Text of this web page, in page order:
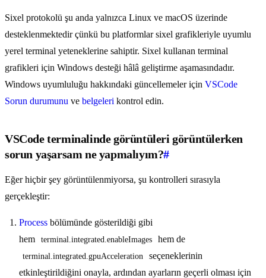
Sixel protokolü şu anda yalnızca Linux ve macOS üzerinde
desteklenmektedir çünkü bu platformlar sixel grafikleriyle uyumlu
yerel terminal yeteneklerine sahiptir. Sixel kullanan terminal
grafikleri için Windows desteği hâlâ geliştirme aşamasındadır.
Windows uyumluluğu hakkındaki güncellemeler için VSCode
Sorun durumunu ve belgeleri kontrol edin.
VSCode terminalinde görüntüleri görüntülerken
sorun yaşarsam ne yapmalıyım?#
Eğer hiçbir şey görüntülenmiyorsa, şu kontrolleri sırasıyla
gerçekleştir:
Process bölümünde gösterildiği gibi
hem
terminal.integrated.enableImages hem de
terminal.integrated.gpuAcceleration
seçeneklerinin
etkinleştirildiğini onayla, ardından ayarların geçerli olması için